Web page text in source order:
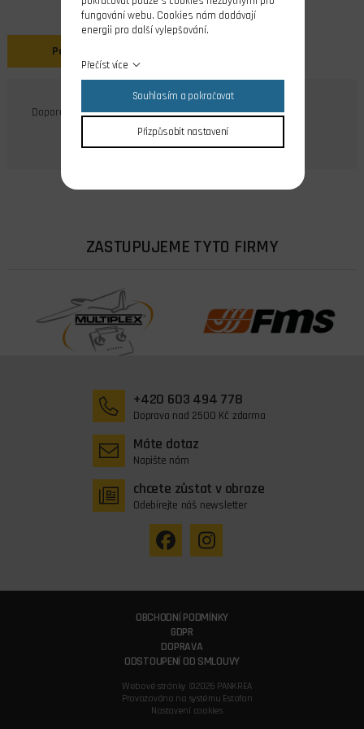
Popis
Doporučeno pro serva velikosti např. HS-81 HS-82 MG...
ZASTUPUJEME TYTO FIRMY
+420 603 494 778
Doprava nad 2500 Kč zdarma
Máte dotaz
Napište nám
chcete zůstat v obraze
Odebírejte náš newsletter
OBCHODNÍ PODMÍNKY
GDPR
DOPRAVA
ODSTOUPENÍ OD SMLOUVY
Webové stránky ©2026 PANKREA
Provozováno na systému Estofan
Nastavení cookies
fungování webu. Cookies nám dodávají
energii pro další vylepšování.
Přečíst více
Souhlasím a pokračovat
Přizpůsobit nastavení